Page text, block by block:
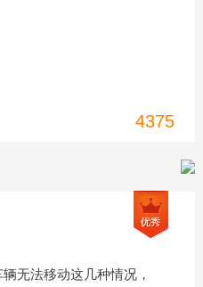
4375
无法移动这几种情况，